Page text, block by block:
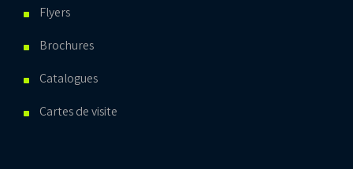
Flyers
Brochures
Catalogues
Cartes de visite